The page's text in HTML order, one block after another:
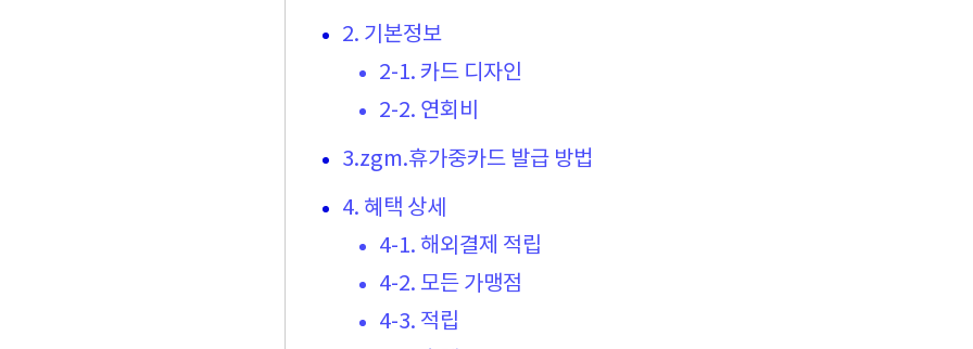
2. 기본정보
2-1. 카드 디자인
2-2. 연회비
3.zgm.휴가중카드 발급 방법
4. 혜택 상세
4-1. 해외결제 적립
4-2. 모든 가맹점
4-3. 적립